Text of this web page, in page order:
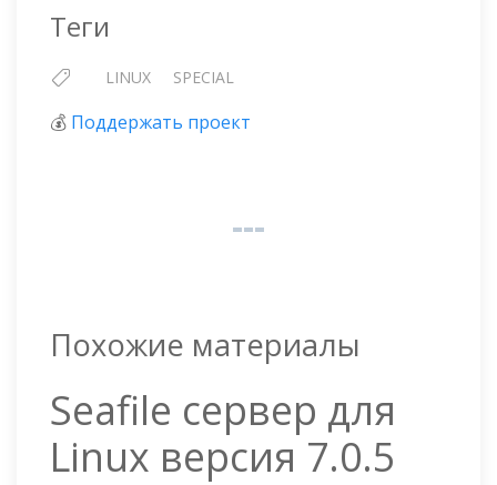
Теги
LINUX SPECIAL
💰 Поддержать проект
Похожие материалы
Seafile сервер для
Linux версия 7.0.5